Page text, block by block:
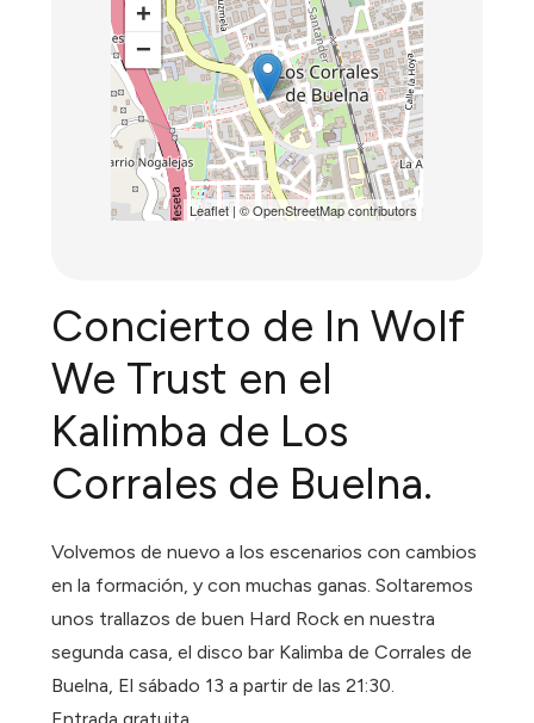
+
−
Leaflet| ©OpenStreetMapcontributors
Concierto de In Wolf
We Trust en el
Kalimba de Los
Corrales de Buelna.
Volvemos de nuevo a los escenarios con cambios
en la formación, y con muchas ganas. Soltaremos
unos trallazos de buen Hard Rock en nuestra
segunda casa, el disco bar Kalimba de Corrales de
Buelna, El sábado 13 a partir de las 21:30.